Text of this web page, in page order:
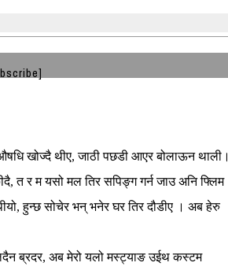
खोज्दै थीए, जाठी पछडी आएर बोलाऊन थाली।
त र म यसो मल तिर सपिङ्ग गर्न जाउ अनि फ्लिम
हुन्छ सोचेर भन् भनेर घर तिर दौडीए । अब हेरु
ब्रदर, अब मेरो यलो मस्ट्याङ उईथ कस्टम